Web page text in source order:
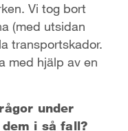
Vi tog bort
(med utsidan
transportskador.
med hjälp av en
under
i så fall?